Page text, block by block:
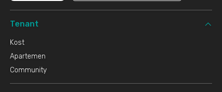
Tenant
Kost
Apartemen
Community